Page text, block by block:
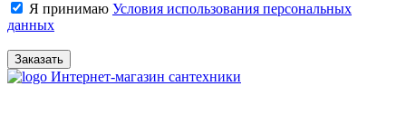
Я принимаю Условия использования персональных
данных
Заказать
Интернет-магазин сантехники